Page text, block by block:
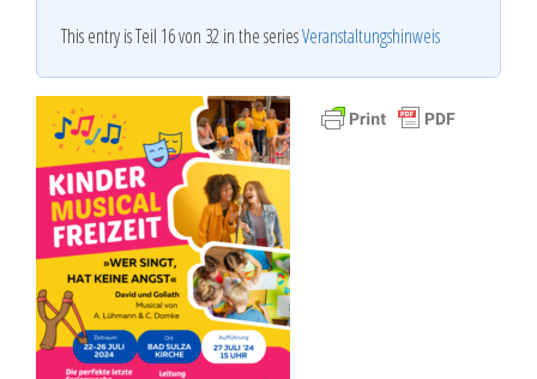
This entry is Teil 16 von 32 in the seriesVeranstaltungshinweis